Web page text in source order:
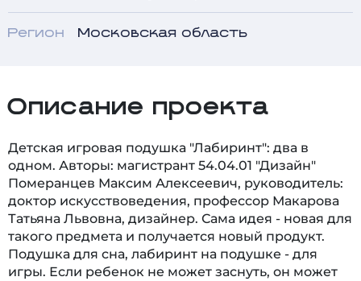
Регион Московская область
Описание проекта
Детская игровая подушка "Лабиринт": два в
одном. Авторы: магистрант 54.04.01 "Дизайн"
Померанцев Максим Алексеевич, руководитель:
доктор искусствоведения, профессор Макарова
Татьяна Львовна, дизайнер. Сама идея - новая для
такого предмета и получается новый продукт.
Подушка для сна, лабиринт на подушке - для
игры. Если ребенок не может заснуть, он может